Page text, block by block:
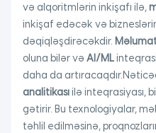
və alqoritmlərin inkişafı ilə,
inkişaf edəcək və
dəqiqləşdirəcəkdir.
oluna bilər və AI/ML
daha da
analitikasıilə inteqrasiyası,
gətirir. Bu texnologiyalar,
təhlil edilməsinə,